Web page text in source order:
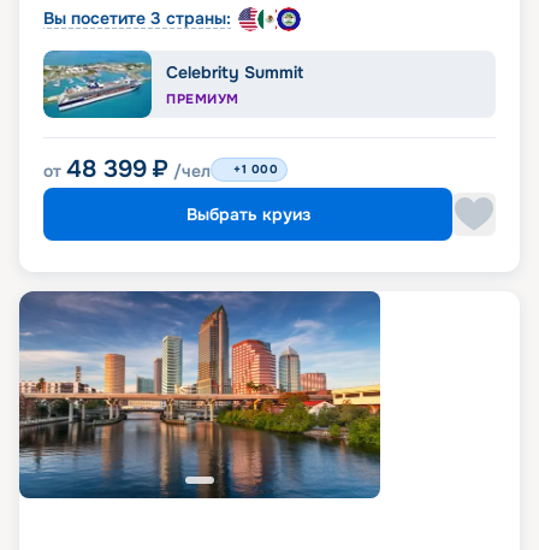
Вы посетите 3 страны:
Celebrity Summit
ПРЕМИУМ
от 48 399 ₽ /чел +1 000
Выбрать круиз